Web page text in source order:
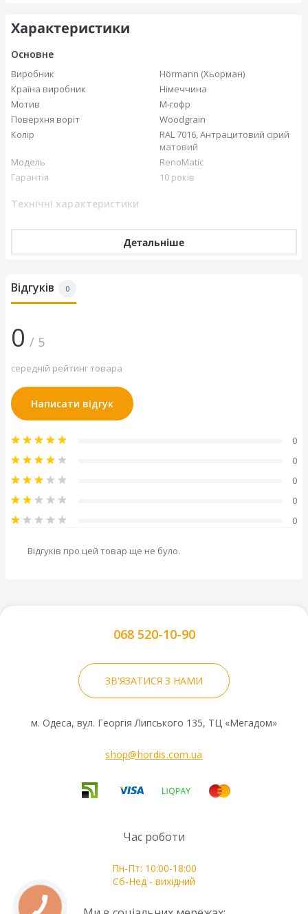
Товщиною 42 мм для високоефективної теплоізоляції,
стабільності та приємного безшумного руху.
Розмір гаражних воріт RenoMatic М-гофр Woodgrain
19 розмірів нових гаражних воріт по акції: безпечні,
зручні в управлінні та з нейтральним рівнем емісії
Колір гаражних воріт RenoMatic М-гофр Woodgrain
26 кольорів та безліч варіантів дизайну: 2 мотиви
варіанти декоративного оздоблення.
Надійний захист
Характеристики
Основне
Виробник
Hörmann (Хьорман)
Країна виробник
Німеччина
Мотив
М-гофр
Поверхня воріт
Woodgrain
Колір
RAL 7016, Антрацитовий сірий
матовий
Модель
RenoMatic
Гарантія
10 років
Технічні характеристики
Пружини розтягування
Тип напрямної
Z напрямна
Розміри
Ширина, мм
Розмір, мм
Детальніше
Відгуків 0
0 / 5
середній рейтинг товара
Написати відгук
0
0
0
0
0
Відгуків про цей товар ще не було.
068 520-10-90
ЗВ'ЯЗАТИСЯ З НАМИ
м. Одеса, вул. Георгія Липського 135, ТЦ «Мегадом»
shop@hordis.com.ua
Час роботи
Пн-Пт: 10:00-18:00
Сб-Нед - вихідний